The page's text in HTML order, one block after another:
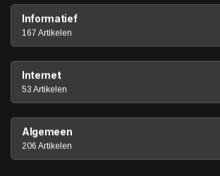
Informatief
167 Artikelen
Internet
53 Artikelen
Algemeen
206 Artikelen